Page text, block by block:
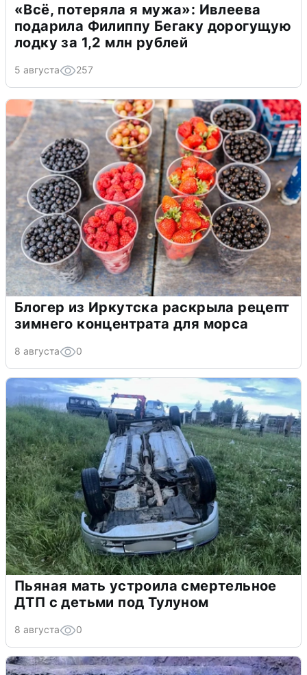
«Всё, потеряла я мужа»: Ивлеева
подарила Филиппу Бегаку дорогущую
лодку за 1,2 млн рублей
5 августа 257
Блогер из Иркутска раскрыла рецепт
зимнего концентрата для морса
8 августа 0
Пьяная мать устроила смертельное
ДТП с детьми под Тулуном
8 августа 0